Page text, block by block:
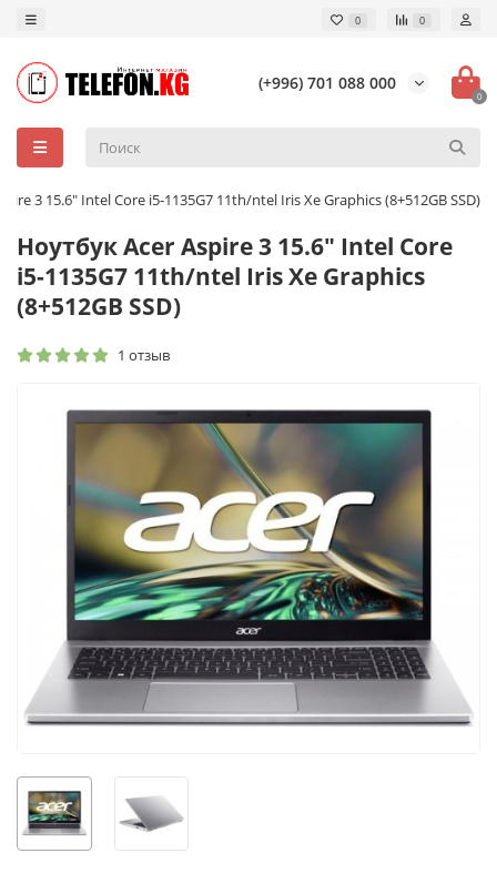
0 0
(+996) 701 088 000
0
3 15.6" Intel Core i5-1135G7 11th/ntel Iris Xe Graphics (8+512GB SSD)
Ноутбук Acer Aspire 3 15.6" Intel Core
i5-1135G7 11th/ntel Iris Xe Graphics
(8+512GB SSD)
1 отзыв